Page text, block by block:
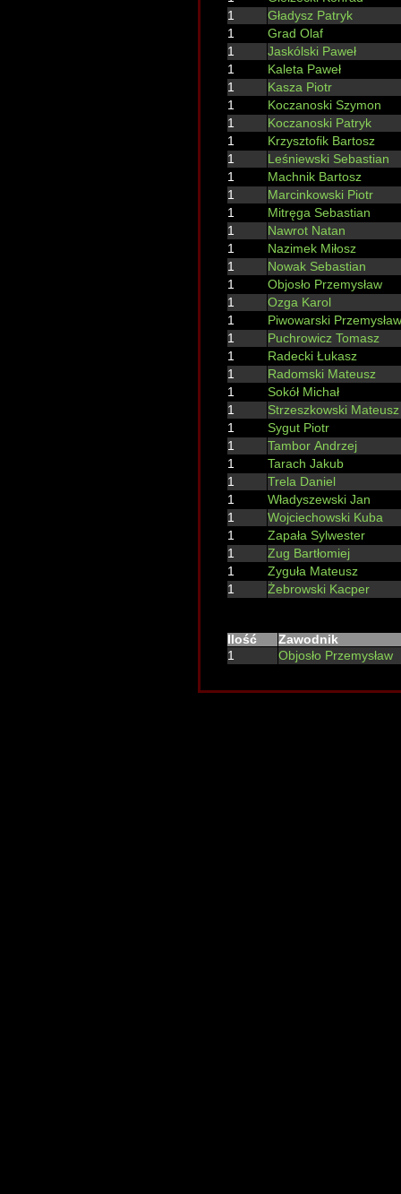
1
Gładysz Patryk
1
Grad Olaf
1
Jaskólski Paweł
1
Kaleta Paweł
1
Kasza Piotr
1
Koczanoski Szymon
1
Koczanoski Patryk
1
Krzysztofik Bartosz
1
Leśniewski Sebastian
1
Machnik Bartosz
1
Marcinkowski Piotr
1
Mitręga Sebastian
1
Nawrot Natan
1
Nazimek Miłosz
1
Nowak Sebastian
1
Objosło Przemysław
1
Ozga Karol
1
Piwowarski Przemysław
1
Puchrowicz Tomasz
1
Radecki Łukasz
1
Radomski Mateusz
1
Sokół Michał
1
Strzeszkowski Mateusz
1
Sygut Piotr
1
Tambor Andrzej
1
Tarach Jakub
1
Trela Daniel
1
Władyszewski Jan
1
Wojciechowski Kuba
1
Zapała Sylwester
1
Zug Bartłomiej
1
Zyguła Mateusz
1
Żebrowski Kacper
Ilość
Zawodnik
1
Objosło Przemysław